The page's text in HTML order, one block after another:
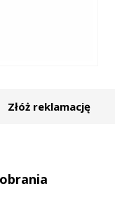
Złóż reklamację